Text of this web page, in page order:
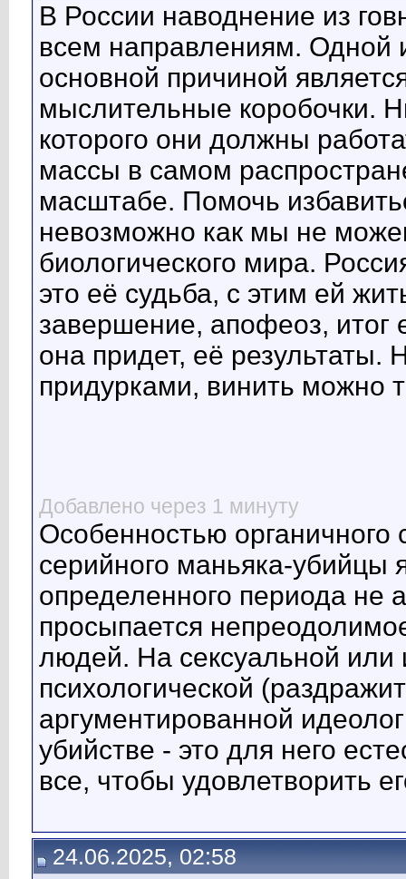
В России наводнение из
всем направлениям. Одной
основной причиной
мыслительные коробочки.
которого они должны
массы в самом
масштабе. Помочь
невозможно как мы не
биологического мира.
это её судьба, с этим ей
завершение, апофеоз, итог
она придет, её
придурками, винить можно
Добавлено через 1 минуту
Особенностью органичного
серийного маньяка-убийцы
определенного периода не
просыпается
людей. На сексуальной
психологической
аргументированной
убийстве - это для него
все, чтобы удовлетворить
24.06.2025, 02:58